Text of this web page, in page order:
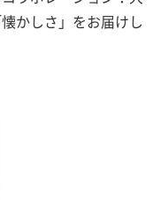
かしさ」をお届けし